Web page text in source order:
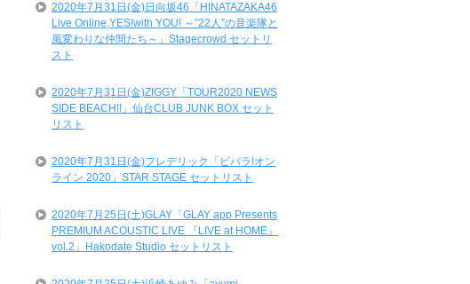
2020年7月31日(金)日向坂46「HINATAZAKA46
Live Online,YES!with YOU! ～”22人”の音楽隊と
風変わりな仲間たち～」Stagecrowd セットリ
スト
2020年7月31日(金)ZIGGY「TOUR2020 NEWS
SIDE BEACH!!」仙台CLUB JUNK BOX セット
リスト
2020年7月31日(金)フレデリック「ビバラ!オン
ライン 2020」STAR STAGE セットリスト
2020年7月25日(土)GLAY「GLAY app Presents
PREMIUM ACOUSTIC LIVE 『LIVE at HOME』
vol.2」Hakodate Studio セットリスト